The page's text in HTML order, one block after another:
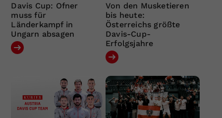
Davis Cup: Ofner
muss für
Länderkampf in
Ungarn absagen
Von den Musketieren
bis heute:
Österreichs größte
Davis-Cup-
Erfolgsjahre